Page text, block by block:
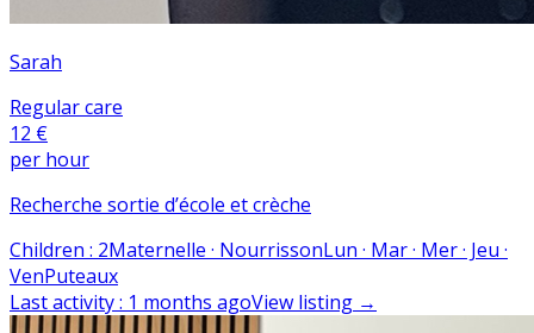
Sarah
Regular care
12 €
per hour
Recherche sortie d’école et crèche
Children : 2Maternelle · NourrissonLun · Mar · Mer · Jeu ·
VenPuteaux
Last activity: 1 months agoView listing →